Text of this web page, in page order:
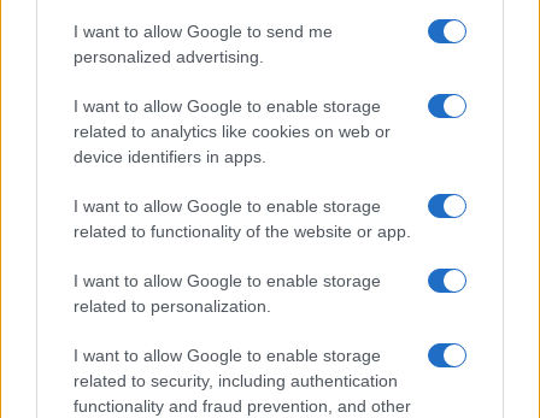
I want to allow Google to send me
personalized advertising.
I want to allow Google to enable storage
related to analytics like cookies on web or
device identifiers in apps.
I want to allow Google to enable storage
related to functionality of the website or app.
I want to allow Google to enable storage
related to personalization.
I want to allow Google to enable storage
related to security, including authentication
functionality and fraud prevention, and other
Ζώδια: Οι αστρολογικές προβλέψεις για το
Σαββατοκύριακο 8-9 Αυγούστου από την Αλεξάνδρα
Καρτά
07/08/26 - 23:32
Πτήση-θρίλερ της Ryanair με σπασμένο παράθυρο:
επιβάτες
ΔΙΕΘΝΗ
Φωτιά σε υπόγειο καταστήματος στον Άλιμο –
Απομακρύνθηκαν ένοικοι πολυκατοικίας
07/08/26 - 23:11
Κλιμακώνεται η κόντρα Ισπανίας–Ιταλίας για το